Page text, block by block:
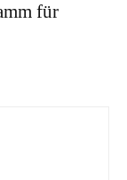
für